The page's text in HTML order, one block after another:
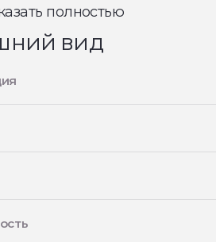
полностью
вид